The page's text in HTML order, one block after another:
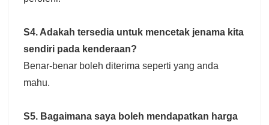
S4. Adakah tersedia untuk mencetak jenama kita
sendiri pada kenderaan?
Benar-benar boleh diterima seperti yang anda
mahu.
S5. Bagaimana saya boleh mendapatkan harga